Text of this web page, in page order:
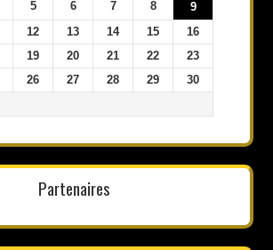
5 6 7 8
9
12 13 14 15
16
19 20 21 22
23
26 27 28 29
30
Partenaires